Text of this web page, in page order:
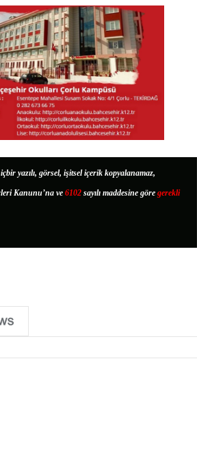
yazılı, görsel, işitsel içerik kopyalanamaz,
Kanunu’na ve 6102 sayılı maddesine göre gerekli